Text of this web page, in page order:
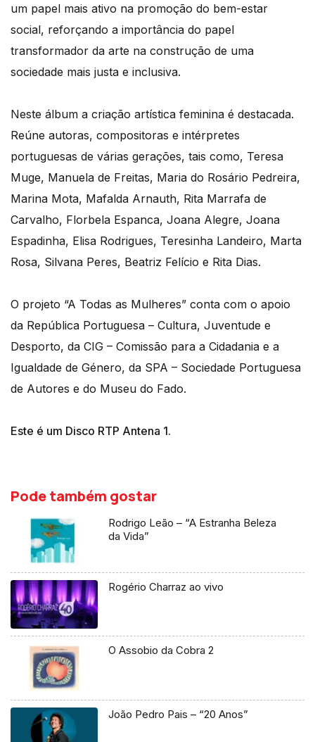
um papel mais ativo na promoção do bem-estar
social, reforçando a importância do papel
transformador da arte na construção de uma
sociedade mais justa e inclusiva.
Neste álbum a criação artística feminina é destacada.
Reúne autoras, compositoras e intérpretes
portuguesas de várias gerações, tais como, Teresa
Muge, Manuela de Freitas, Maria do Rosário Pedreira,
Marina Mota, Mafalda Arnauth, Rita Marrafa de
Carvalho, Florbela Espanca, Joana Alegre, Joana
Espadinha, Elisa Rodrigues, Teresinha Landeiro, Marta
Rosa, Silvana Peres, Beatriz Felício e Rita Dias.
O projeto “A Todas as Mulheres” conta com o apoio
da República Portuguesa – Cultura, Juventude e
Desporto, da CIG – Comissão para a Cidadania e a
Igualdade de Género, da SPA – Sociedade Portuguesa
de Autores e do Museu do Fado.
Este é um Disco RTP Antena 1.
Pode também gostar
Rodrigo Leão – “A Estranha Beleza
da Vida”
Rogério Charraz ao vivo
O Assobio da Cobra 2
João Pedro Pais – “20 Anos”